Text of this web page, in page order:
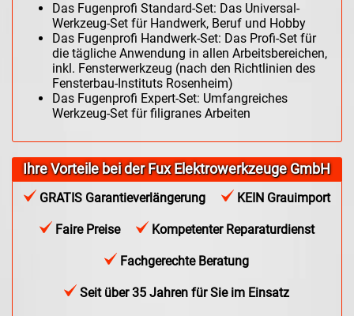
Das Fugenprofi Standard-Set: Das Universal-
Werkzeug-Set für Handwerk, Beruf und Hobby
Das Fugenprofi Handwerk-Set: Das Profi-Set für
die tägliche Anwendung in allen Arbeitsbereichen,
inkl. Fensterwerkzeug (nach den Richtlinien des
Fensterbau-Instituts Rosenheim)
Das Fugenprofi Expert-Set: Umfangreiches
Werkzeug-Set für filigranes Arbeiten
Ihre Vorteile bei der Fux Elektrowerkzeuge GmbH
GRATIS Garantieverlängerung KEIN Grauimport
Faire Preise Kompetenter Reparaturdienst
Fachgerechte Beratung
Seit über 35 Jahren für Sie im Einsatz